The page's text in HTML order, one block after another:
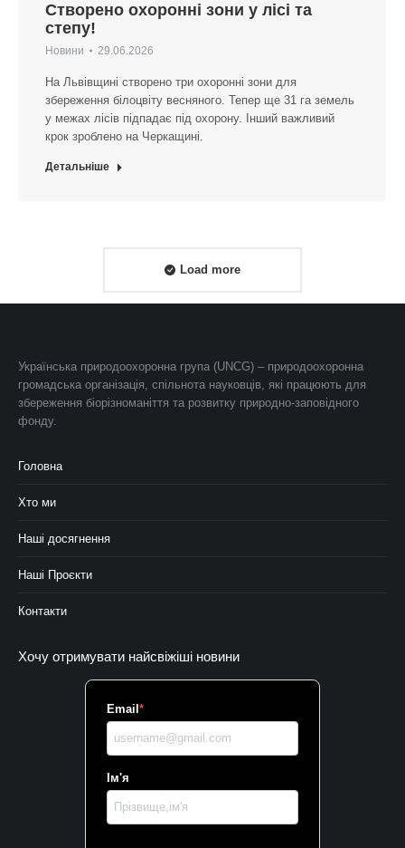
Створено охоронні зони у лісі та
степу!
Новини 29.06.2026
На Львівщині створено три охоронні зони для
збереження білоцвіту весняного. Тепер ще 31 га земель
у межах лісів підпадає під охорону. Інший важливий
крок зроблено на Черкащині.
Детальніше
Load more
Українська природоохоронна група (UNCG) – природоохоронна
громадська організація, спільнота науковців, які працюють для
збереження біорізноманіття та розвитку природно-заповідного
фонду.
Головна
Хто ми
Наші досягнення
Наші Проєкти
Контакти
Хочу отримувати найсвіжіші новини
Email *
Ім'я